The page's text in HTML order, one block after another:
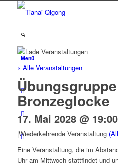
Menü
« Alle Veranstaltungen
Bronzeglocke
17. Mai 2028 @ 19:00
|Wiederkehrende Veranstaltung
Eine Veranstaltung, die im
Uhr am Mittwoch stattfindet und